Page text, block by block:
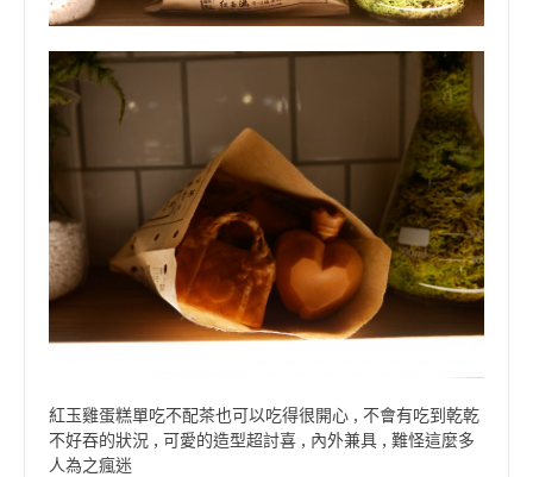
紅玉雞蛋糕單吃不配茶也可以吃得很開心 , 不會有吃到乾乾
不好吞的狀況 , 可愛的造型超討喜 , 內外兼具 , 難怪這麼多
人為之瘋迷